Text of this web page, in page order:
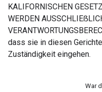
KALIFORNISCHEN
WERDEN
dass sie in diesen
Zuständigkeit eingehen.
War